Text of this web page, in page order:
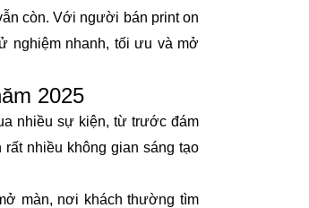
còn. Với người bán print on
nghiệm nhanh, tối ưu và mở
2025
nhiều sự kiện, từ trước đám
nhiều không gian sáng tạo
màn, nơi khách thường tìm